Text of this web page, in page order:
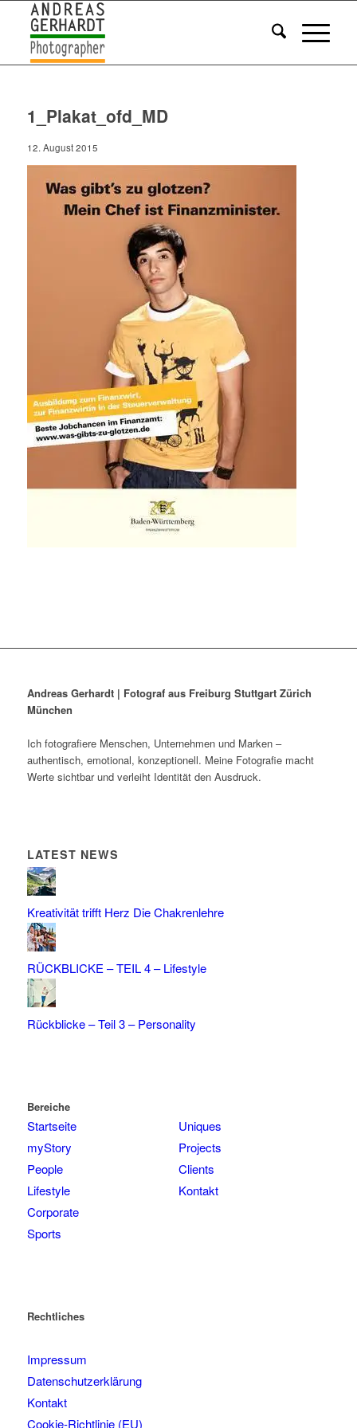
1_Plakat_ofd_MD
12. August 2015
Andreas Gerhardt | Fotograf aus Freiburg Stuttgart Zürich
München
Ich fotografiere Menschen, Unternehmen und Marken –
authentisch, emotional, konzeptionell. Meine Fotografie macht
Werte sichtbar und verleiht Identität den Ausdruck.
LATEST NEWS
Kreativität trifft Herz Die Chakrenlehre
RÜCKBLICKE – TEIL 4 – Lifestyle
Rückblicke – Teil 3 – Personality
Bereiche
Startseite
myStory
People
Lifestyle
Corporate
Sports
Uniques
Projects
Clients
Kontakt
Rechtliches
Impressum
Datenschutzerklärung
Kontakt
Cookie-Richtlinie (EU)